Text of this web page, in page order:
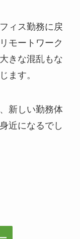
ィス勤務に戻
モートワーク
きな混乱もな
ます。
新しい勤務体
近になるでし